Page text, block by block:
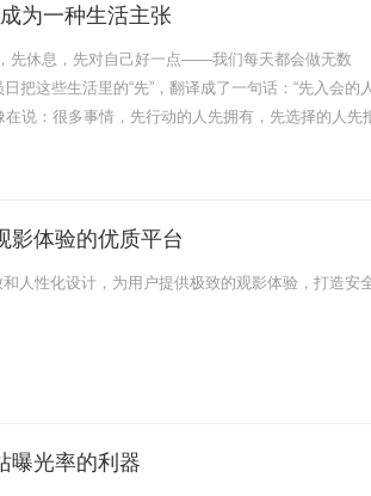
为一种生活主张
先休息，先对自己好一点——我们每天都会做无数
把这些生活里的“先”，翻译成了一句话：“先入会的
说：很多事情，先行动的人先拥有，先选择的人先
影体验的优质平台
人性化设计，为用户提供极致的观影体验，打造安全
曝光率的利器